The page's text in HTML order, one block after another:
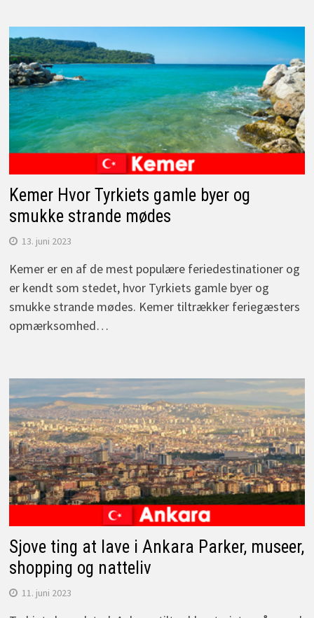
Kemer Hvor Tyrkiets gamle byer og
smukke strande mødes
13. juni 2023
Kemer er en af de mest populære feriedestinationer og
er kendt som stedet, hvor Tyrkiets gamle byer og
smukke strande mødes. Kemer tiltrækker feriegæsters
opmærksomhed…
Sjove ting at lave i Ankara Parker, museer,
shopping og natteliv
11. juni 2023